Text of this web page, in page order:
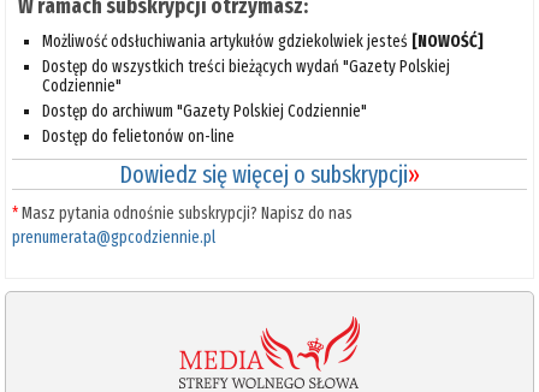
W ramach subskrypcji otrzymasz:
Możliwość odsłuchiwania artykułów gdziekolwiek jesteś [NOWOŚĆ]
Dostęp do wszystkich treści bieżących wydań "Gazety Polskiej
Codziennie"
Dostęp do archiwum "Gazety Polskiej Codziennie"
Dostęp do felietonów on-line
Dowiedz się więcej o subskrypcji»
*Masz pytania odnośnie subskrypcji? Napisz do nas
prenumerata@gpcodziennie.pl